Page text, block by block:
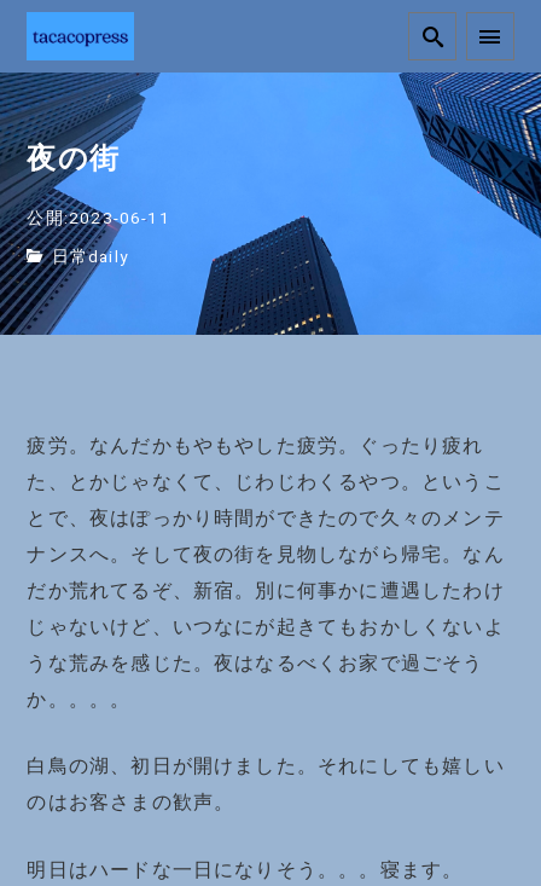
夜の街
公開:2023-06-11
日常daily
疲労。なんだかもやもやした疲労。ぐったり疲れ
た、とかじゃなくて、じわじわくるやつ。というこ
とで、夜はぽっかり時間ができたので久々のメンテ
ナンスへ。そして夜の街を見物しながら帰宅。なん
だか荒れてるぞ、新宿。別に何事かに遭遇したわけ
じゃないけど、いつなにが起きてもおかしくないよ
うな荒みを感じた。夜はなるべくお家で過ごそう
か。。。。
白鳥の湖、初日が開けました。それにしても嬉しい
のはお客さまの歓声。
明日はハードな一日になりそう。。。寝ます。